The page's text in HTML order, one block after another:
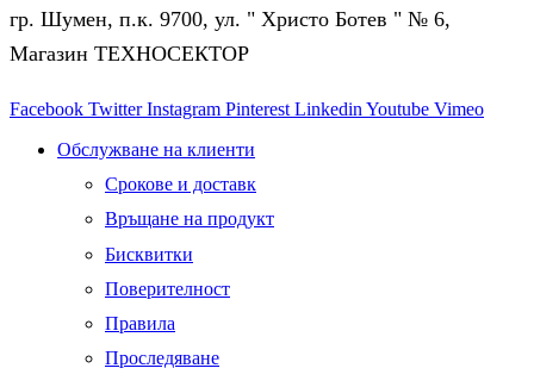
гр. Шумен, п.к. 9700, ул. " Христо Ботев " № 6,
Магазин ТЕХНОСЕКТОР
Facebook Twitter Instagram Pinterest Linkedin Youtube Vimeo
Обслужване на клиенти
Срокове и доставк
Връщане на продукт
Бисквитки
Поверителност
Правила
Проследяване